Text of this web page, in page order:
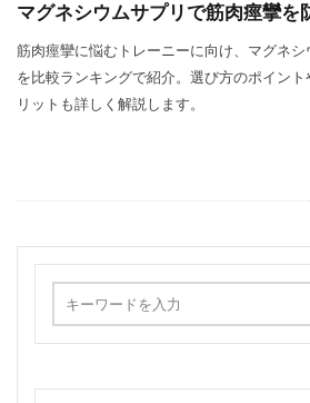
マグネシウムサプリで筋肉痙攣を
筋肉痙攣に悩むトレーニーに向け、マグネ
を比較ランキングで紹介。選び方のポイン
リットも詳しく解説します。